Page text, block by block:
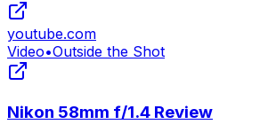
youtube.com
Video•Outside the Shot
Nikon 58mm f/1.4 Review